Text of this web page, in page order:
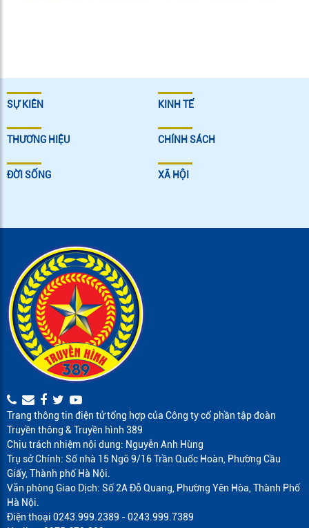
SỰ KIÊN KINH TẾ
THƯƠNG HIỆU CHÍNH SÁCH
ĐỜI SỐNG XÃ HỘI
Trang thông tin điện tử tổng hợp của Công ty cổ phần tập đoàn
Truyền thông & Truyền hình 389
Chịu trách nhiệm nội dung: Nguyễn Anh Hùng
Trụ sở Chính: Số nhà 15 Ngõ 9/16 Trần Quốc Hoàn, Phường Cầu
Giấy, Thành phố Hà Nội.
Văn phòng Giao Dịch: Số 2A Đỗ Quang, Phường Yên Hòa, Thành Phố
Hà Nội.
Điện thoại 0243.999.2389 - 0243.999.7389